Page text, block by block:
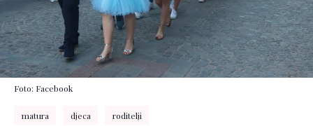
Foto: Facebook
matura djeca roditelji